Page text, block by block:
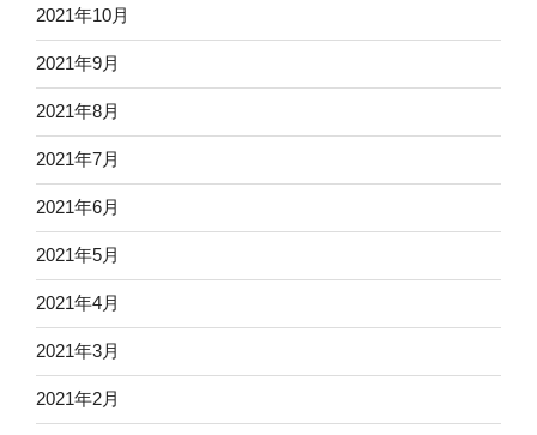
2021年10月
2021年9月
2021年8月
2021年7月
2021年6月
2021年5月
2021年4月
2021年3月
2021年2月